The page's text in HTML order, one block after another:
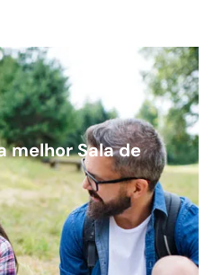
melhor Sala de